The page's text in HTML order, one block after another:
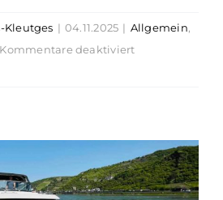
Kleutges | 04.11.2025 | Allgemein,
Kommentare deaktiviertfür